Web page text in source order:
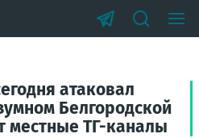
атаковал
Белгородской
местные ТГ-каналы